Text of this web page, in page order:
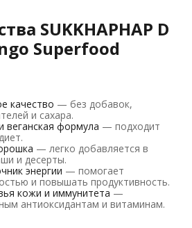
SUKKHAPHAP D
Superfood
качество — без добавок,
и сахара.
веганская формула — подходит
— легко добавляется в
и десерты.
энергии — помогает
и повышать продуктивность.
кожи и иммунитета —
антиоксидантам и витаминам.